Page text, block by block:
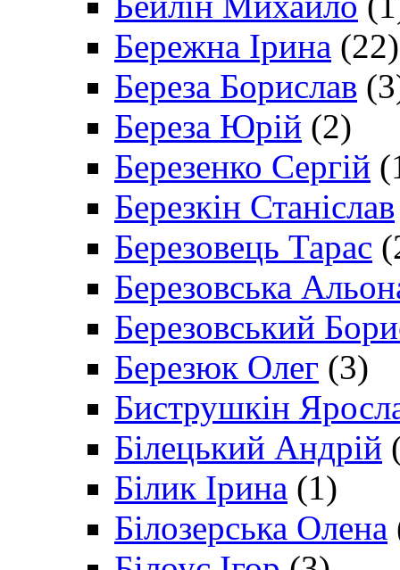
Бережна Ірина (22)
Береза Борислав
Береза Юрій (2)
Березенко Сергій
Березкін Станіслав
Березовець Тарас
Березовська
Березовський
Березюк Олег (3)
Биструшкін
Білецький Андрій
Білик Ірина (1)
Білозерська Олена